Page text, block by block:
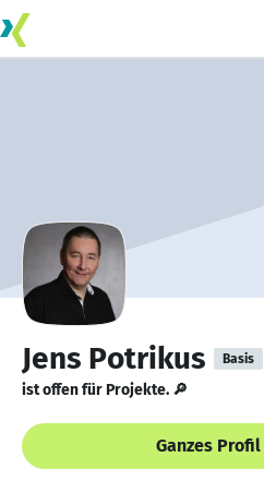
Jens Potrikus Basis
ist offen für Projekte. 🔎
Ganzes